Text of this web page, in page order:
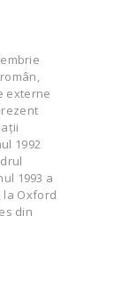
externe
1992
1993 a
la Oxford
din